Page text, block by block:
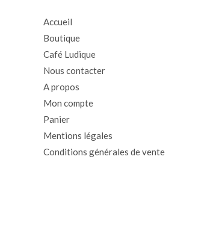
Accueil
Boutique
Café Ludique
Nous contacter
A propos
Mon compte
Panier
Mentions légales
Conditions générales de vente